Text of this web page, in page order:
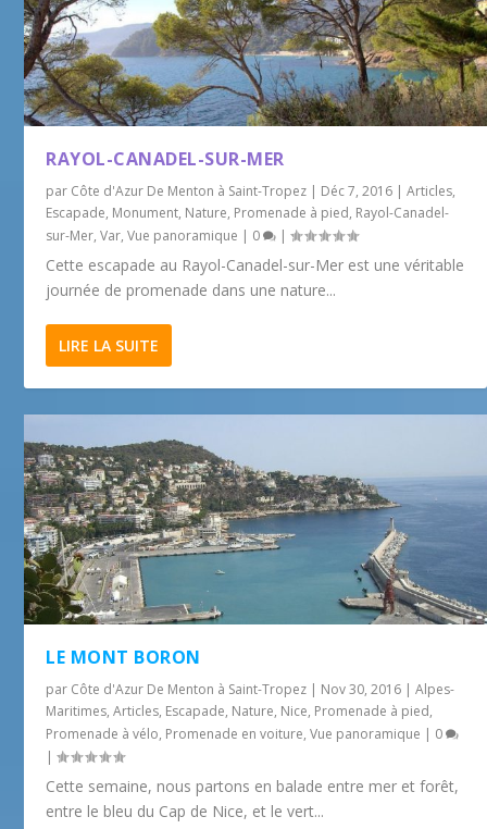
RAYOL-CANADEL-SUR-MER
par Côte d'Azur De Menton à Saint-Tropez | Déc 7, 2016 |Articles,
Escapade, Monument, Nature, Promenade à pied, Rayol-Canadel-
sur-Mer,Var,Vue panoramique | 0 |
Cette escapade au Rayol-Canadel-sur-Mer est une véritable
journée de promenade dans une nature...
LIRE LA SUITE
LE MONT BORON
par Côte d'Azur De Menton à Saint-Tropez | Nov 30, 2016 |Alpes-
Maritimes,Articles, Escapade, Nature, Nice, Promenade à pied,
Promenade à vélo, Promenade en voiture,Vue panoramique | 0
|
Cette semaine, nous partons en balade entre mer et forêt,
entre le bleu du Cap de Nice, et le vert...